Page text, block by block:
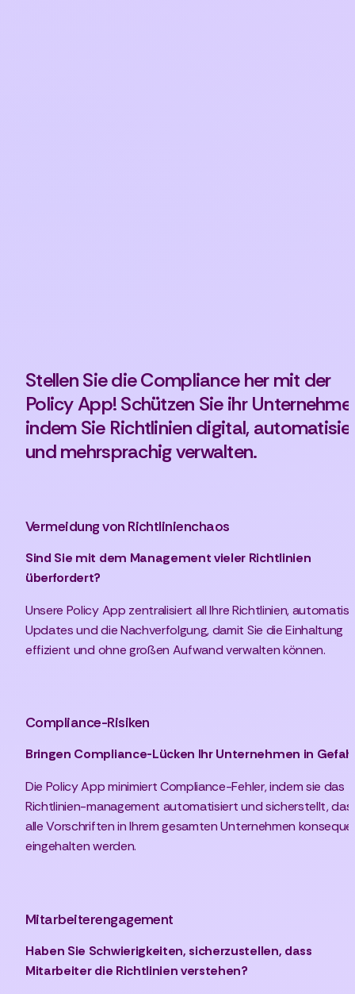
Stellen Sie die Compliance her mit der
Policy App! Schützen Sie ihr
indem Sie Richtlinien digital,
und mehrsprachig verwalten.
Vermeidung von Richtlinienchaos
Sind Sie mit dem Management vieler Richtlinien
überfordert?
Unsere Policy App zentralisiert all Ihre Richtlinien,
Updates und die Nachverfolgung, damit Sie die Einhaltung
effizient und ohne großen Aufwand verwalten können.
Compliance-Risiken
Bringen Compliance-Lücken Ihr Unternehmen in
Die Policy App minimiert Compliance-Fehler, indem sie das
Richtlinien-management automatisiert und sicherstellt,
alle Vorschriften in Ihrem gesamten Unternehmen
eingehalten werden.
Mitarbeiterengagement
Haben Sie Schwierigkeiten, sicherzustellen, dass
Mitarbeiter die Richtlinien verstehen?